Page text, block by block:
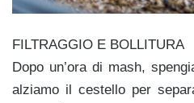
FILTRAGGIO E BOLLITURA
Dopo un’ora di mash,
alziamo il cestello per